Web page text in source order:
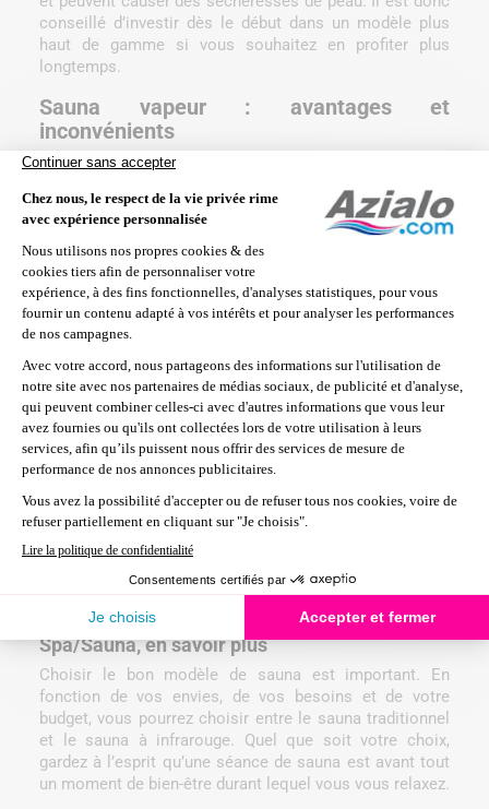
conseillé d’investir dès le début dans un modèle plus
haut de gamme si vous souhaitez en profiter plus
longtemps.
Sauna vapeur : avantages et
inconvénients
Lesauna à vapeurest le modèle traditionnel de sauna,
poêle électrique, l’air est réchauffé. En versant de l’eau
sur les pierres volcaniques situées sur la poêle, de la
vapeur se dégage et donne une chaleur sèche.
humide et bien plus élevée que la chaleur infrarouge
chaleur d’un bain de vapeur doit être entrecoupée de
douches froides afin de stimuler la circulation du sang.
Le sauna traditionnel a ainsi l’avantage d’un
tonifiant et revigorant sur tout l’organisme.
L’inconvénient du sauna traditionnel est que tout le
monde ne peut pas en profiter : son usage est en effet
déconseillé aux personnes souffrant de problèmes
asthmatiques ou de problèmes de peau.
Si vous souhaitez profiter des bienfaits revigorants
d’une séance de sauna traditionnelle nordique, optez
pour un sauna à vapeur. Le sauna infrarouge sera
davantage indiqué pour les personnes souhaitant une
Spa/Sauna, en savoir plus
Choisir le bon modèle de sauna est important. En
fonction de vos envies, de vos besoins et de votre
budget, vous pourrez choisir entre le sauna traditionnel
et le sauna à infrarouge. Quel que soit votre choix,
gardez à l’esprit qu’une séance de sauna est avant tout
un moment de bien-être durant lequel vous vous relaxez.